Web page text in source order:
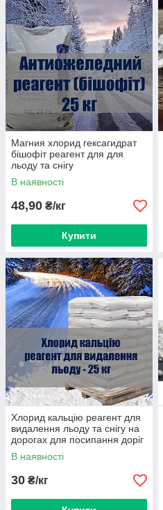
Магния хлорид гексагидрат
бішофіт реагент для для
льоду та снігу
В наявності
48,90 ₴/кг
Купити
Хлорид кальцію реагент для
видалення льоду та снігу на
дорогах для посипання доріг
В наявності
30 ₴/кг